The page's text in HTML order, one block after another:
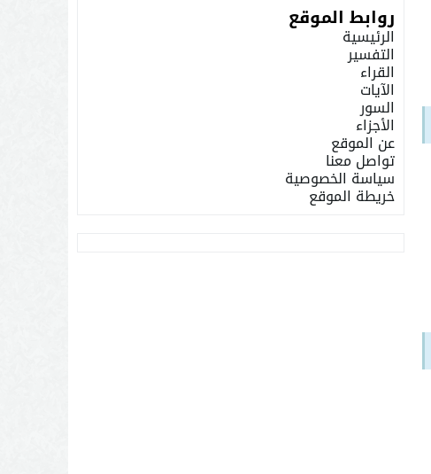
روابط الموقع
الرئيسية
التفسير
القراء
الآيات
السور
الأجزاء
عن الموقع
تواصل معنا
سياسة الخصوصية
خريطة الموقع